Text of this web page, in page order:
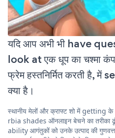
यदि आप अभी भी have
look at एक धूप का चश्मा
फ्रेम हस्तनिर्मित करती है,
क्या है।
स्थानीय मेलों और क्राफ्ट शो में getting के
rbia shades ऑनलाइन बेचने का तरीका
ability आगंतुकों को उनके उत्पाद की